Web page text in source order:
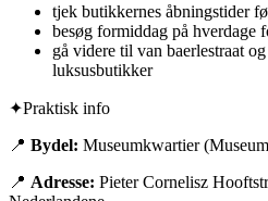
tjek butikkernes åbningstider
besøg formiddag på hverdage
gå videre til van baerlestraat
luksusbutikker
✦Praktisk info
📍 Bydel: Museumkwartier
📍 Adresse: Pieter Cornelisz